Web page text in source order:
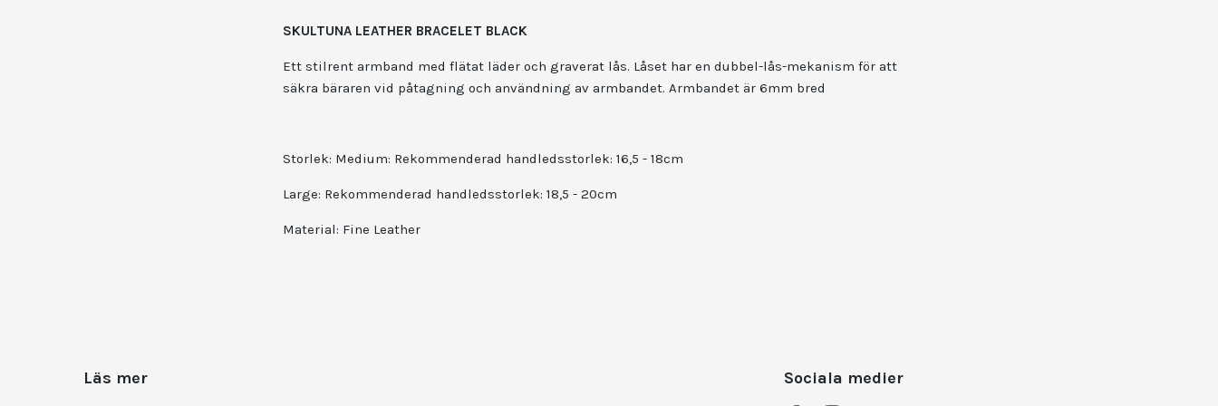
SKULTUNA LEATHER BRACELET BLACK
Ett stilrent armband med flätat läder och graverat lås. Låset har en dubbel-lås-mekanism för att
säkra bäraren vid påtagning och användning av armbandet. Armbandet är 6mm bred
Storlek: Medium: Rekommenderad handledsstorlek: 16,5 - 18cm
Large: Rekommenderad handledsstorlek: 18,5 - 20cm
Material: Fine Leather
Läs mer Sociala medier